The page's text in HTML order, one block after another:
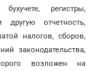
регистры,
другую отчетность,
налогов, сборов,
законодательства,
возложен на